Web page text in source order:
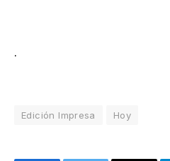
.
Edición Impresa Hoy